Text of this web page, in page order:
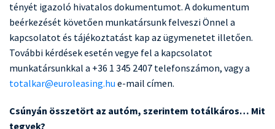
tényét igazoló hivatalos dokumentumot. A dokumentum
beérkezését követően munkatársunk felveszi Önnel a
kapcsolatot és tájékoztatást kap az ügymenetet illetően.
További kérdések esetén vegye fel a kapcsolatot
munkatársunkkal a +36 1 345 2407 telefonszámon, vagy a
totalkar@euroleasing.hu e-mail címen.
Csúnyán összetört az autóm, szerintem totálkáros… Mit
tegyek?